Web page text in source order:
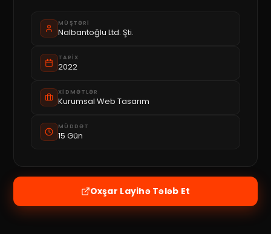
MÜŞTƏRI
Nalbantoğlu Ltd. Şti.
TARIX
2022
XIDMƏTLƏR
Kurumsal Web Tasarım
MÜDDƏT
15 Gün
Oxşar Layihə Tələb Et